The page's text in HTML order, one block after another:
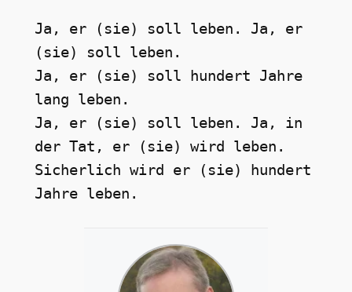
Ja, er (sie) soll leben. Ja, er
(sie) soll leben.
Ja, er (sie) soll hundert Jahre
lang leben.
Ja, er (sie) soll leben. Ja, in
der Tat, er (sie) wird leben.
Sicherlich wird er (sie) hundert
Jahre leben.